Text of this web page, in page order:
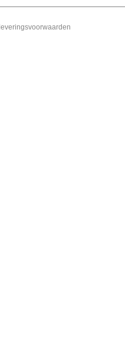
leveringsvoorwaarden